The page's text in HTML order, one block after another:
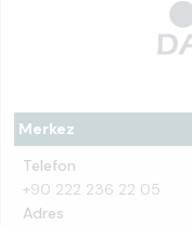
Merkez
Telefon
+90 222 236 22 05
Adres